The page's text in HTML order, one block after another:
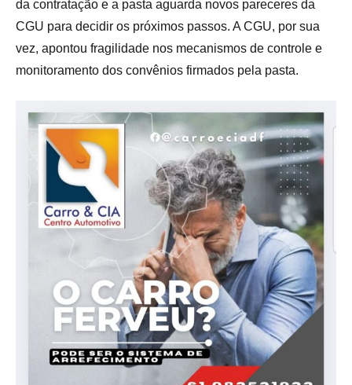
da contratação e a pasta aguarda novos pareceres da
CGU para decidir os próximos passos. A CGU, por sua
vez, apontou fragilidade nos mecanismos de controle e
monitoramento dos convênios firmados pela pasta.